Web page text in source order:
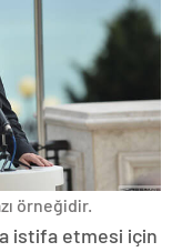
örneğidir.
istifa etmesi için